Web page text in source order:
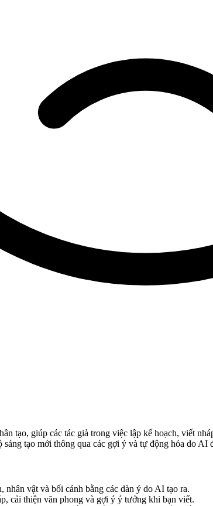
tạo, giúp các tác giả trong việc lập kế hoạch, viết
tạo mới thông qua các gợi ý và tự động hóa do AI
nhân vật và bối cảnh bằng các dàn ý do AI tạo ra.
cải thiện văn phong và gợi ý ý tưởng khi bạn viết.